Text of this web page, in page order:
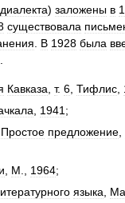
диалекта) заложены в
существовала
В 1928 была
Кавказа т. 6 Тифлис
1941 ;
Простое предложение
М 1964;
языка